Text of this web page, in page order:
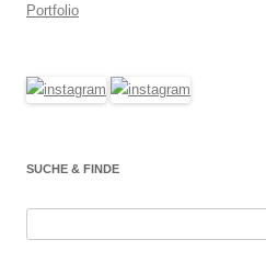
Portfolio
SUCHE & FINDE